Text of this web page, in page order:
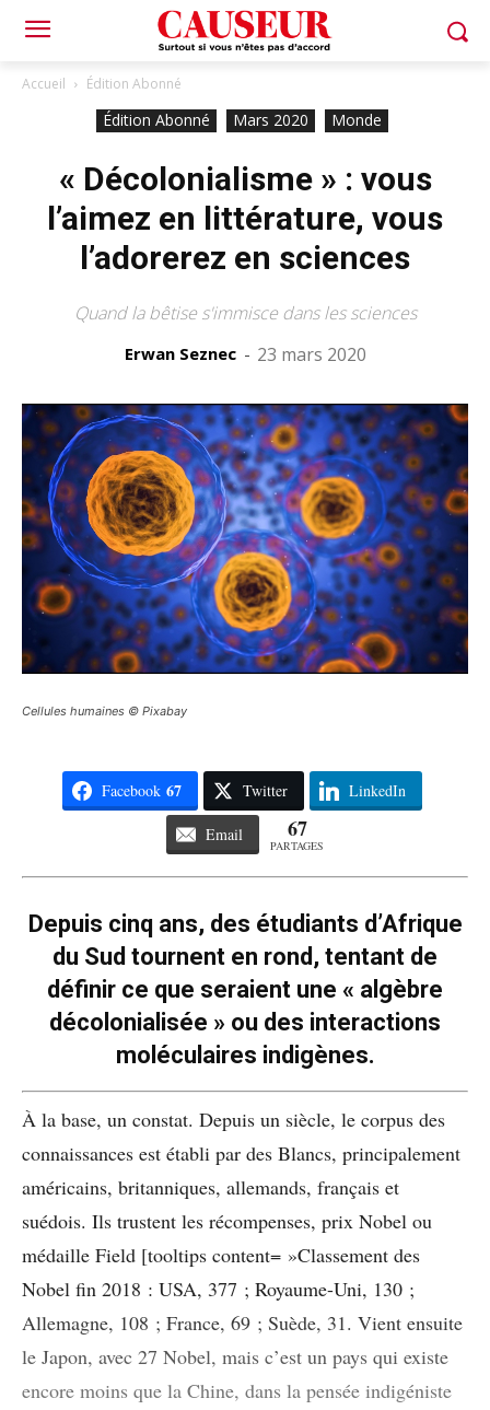
Accueil Édition Abonné
Édition Abonné Mars 2020 Monde
« Décolonialisme » : vous
l’aimez en littérature, vous
l’adorerez en sciences
Quand la bêtise s'immisce dans les sciences
Erwan Seznec - 23 mars 2020
Cellules humaines © Pixabay
Facebook 67 Twitter LinkedIn
Email 67
PARTAGES
Depuis cinq ans, des étudiants d’Afrique
du Sud tournent en rond, tentant de
définir ce que seraient une « algèbre
décolonialisée » ou des interactions
moléculaires indigènes.
À la base, un constat. Depuis un siècle, le corpus des
connaissances est établi par des Blancs, principalement
américains, britanniques, allemands, français et
suédois. Ils trustent les récompenses, prix Nobel ou
médaille Field [tooltips content= »Classement des
Nobel fin 2018 : USA, 377 ; Royaume-Uni, 130 ;
Allemagne, 108 ; France, 69 ; Suède, 31. Vient ensuite
le Japon, avec 27 Nobel, mais c’est un pays qui existe
encore moins que la Chine, dans la pensée indigéniste